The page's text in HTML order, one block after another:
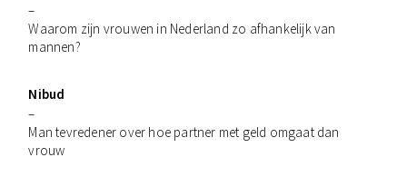
–
Waarom zijn vrouwen in Nederland zo afhankelijk van
mannen?
Nibud
–
Man tevredener over hoe partner met geld omgaat dan
vrouw